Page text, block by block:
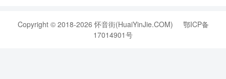
Copyright © 2018-2026 怀音街(HuaiYinJie.COM)
鄂ICP备
17014901号